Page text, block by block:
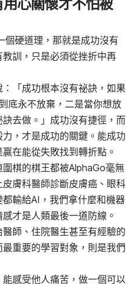
心關懷才不怕被
硬道理，那就是成功沒有
訓，只是必須從挫折中再
「成功根本沒有祕訣，如果
底永不放棄，二是當你想放
去做。」成功沒有捷徑，而
，才是成功的關鍵。能成功
在能從失敗找到轉折點。
棋的棋王都被AlphaGo毫無
膚科醫師診斷皮膚癌、眼科
輸給AI，我們拿什麼和機器
才是人類最後一道防線。
師、住院醫生甚至有經驗的
重要的學習對象，則是我們
感受他人痛苦，做一個可以